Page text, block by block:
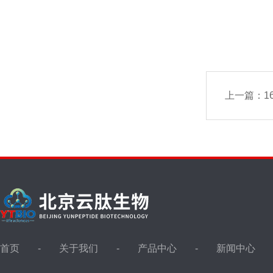
上一篇：
首页 关于我们 产品中心 新闻中心